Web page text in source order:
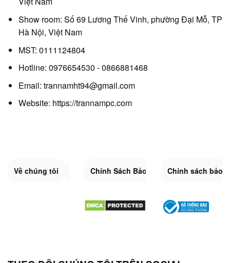
Show room: Số 69 Lương Thế Vinh, phường Đại Mỗ, TP
Hà Nội, Việt Nam
MST: 0111124804
Hotline: 0976654530 - 0866881468
Email: trannamht94@gmail.com
Website: https://trannampc.com
Về chúng tôi Liên Hệ Quy Định Chung Sitemap.XML
Chính Sách Bảo Mật Đổi trả và hoàn
Chính sách bảo